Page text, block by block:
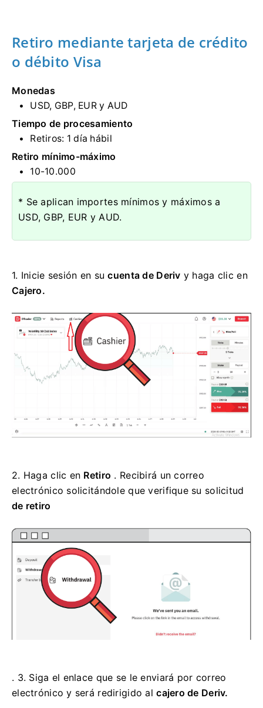
Retiro mediante tarjeta de crédito
o débito Visa
Monedas
USD, GBP, EUR y AUD
Tiempo de procesamiento
Retiros: 1 día hábil
Retiro mínimo-máximo
10-10.000
* Se aplican importes mínimos y máximos a
USD, GBP, EUR y AUD.
1. Inicie sesión en sucuenta de Deriv y haga clic en
Cajero.
2. Haga clic en Retiro . Recibirá un correo
electrónico solicitándole que verifique su solicitud
de retiro
. 3. Siga el enlace que se le enviará por correo
electrónico y será redirigido alcajero de Deriv.